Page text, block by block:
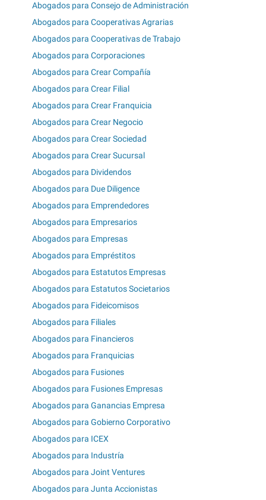
Abogados para Consejo de Administración
Abogados para Cooperativas Agrarias
Abogados para Cooperativas de Trabajo
Abogados para Corporaciones
Abogados para Crear Compañía
Abogados para Crear Filial
Abogados para Crear Franquicia
Abogados para Crear Negocio
Abogados para Crear Sociedad
Abogados para Crear Sucursal
Abogados para Dividendos
Abogados para Due Diligence
Abogados para Emprendedores
Abogados para Empresarios
Abogados para Empresas
Abogados para Empréstitos
Abogados para Estatutos Empresas
Abogados para Estatutos Societarios
Abogados para Fideicomisos
Abogados para Filiales
Abogados para Financieros
Abogados para Franquicias
Abogados para Fusiones
Abogados para Fusiones Empresas
Abogados para Ganancias Empresa
Abogados para Gobierno Corporativo
Abogados para ICEX
Abogados para Industría
Abogados para Joint Ventures
Abogados para Junta Accionistas